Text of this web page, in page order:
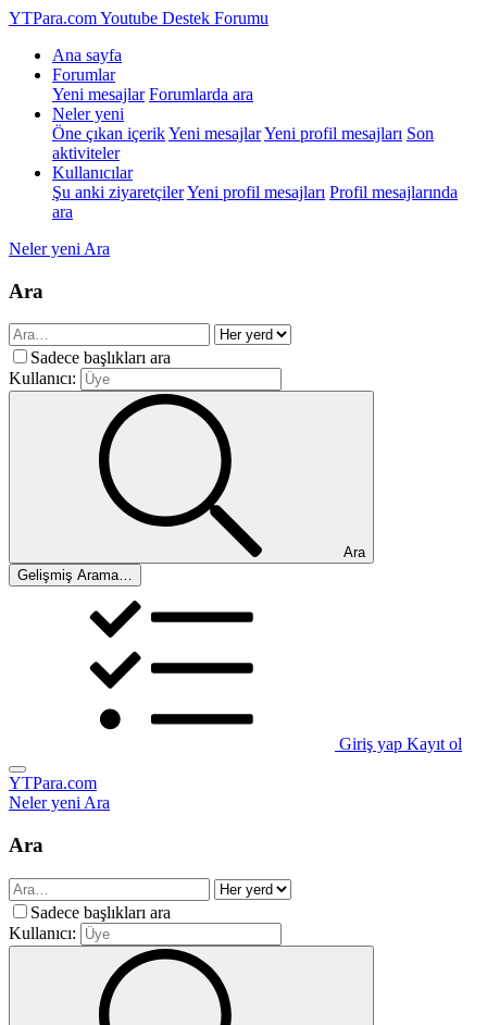
YTPara.comYoutube Destek Forumu
Ana sayfa
Forumlar
Yeni mesajlar Forumlarda ara
Neler yeni
Öne çıkan içerikYeni mesajlarYeni profil mesajları Son
aktiviteler
Kullanıcılar
Şu anki ziyaretçilerYeni profil mesajları Profil mesajlarında
ara
Neler yeni Ara
Ara
Sadece başlıkları ara
Kullanıcı:
Ara
Gelişmiş Arama…
Giriş yap Kayıt ol
YTPara.com
Neler yeniAra
Ara
Sadece başlıkları ara
Kullanıcı: